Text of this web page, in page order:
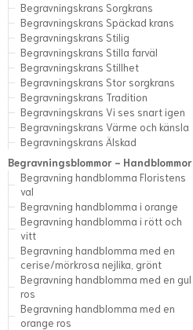
Begravningskrans Sorgkrans
Begravningskrans Späckad krans
Begravningskrans Stilig
Begravningskrans Stilla farväl
Begravningskrans Stillhet
Begravningskrans Stor sorgkrans
Begravningskrans Tradition
Begravningskrans Vi ses snart igen
Begravningskrans Värme och känsla
Begravningskrans Älskad
Begravningsblommor - Handblommor
Begravning handblomma Floristens
val
Begravning handblomma i orange
Begravning handblomma i rött och
vitt
Begravning handblomma med en
cerise/mörkrosa nejlika, grönt
Begravning handblomma med en gul
ros
Begravning handblomma med en
orange ros